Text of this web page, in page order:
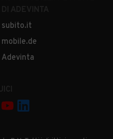
subito.it
mobile.de
Adevinta